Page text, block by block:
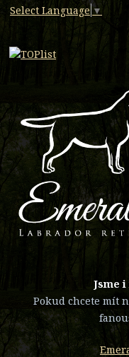
Select Language ▼
​Jsme i
Pokud chcete mít